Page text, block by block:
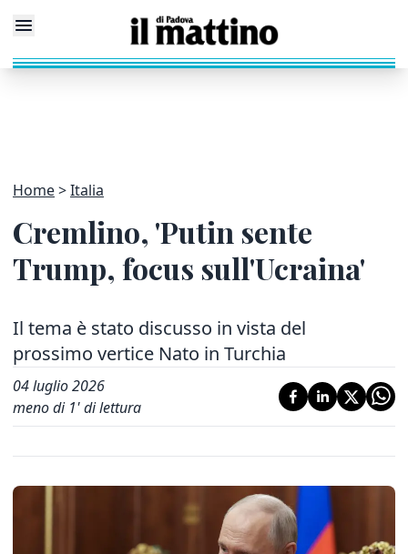
Home Italia
Cremlino, 'Putin sente
Trump, focus sull'Ucraina'
Il tema è stato discusso in vista del
prossimo vertice Nato in Turchia
04 luglio 2026
meno di 1' di lettura